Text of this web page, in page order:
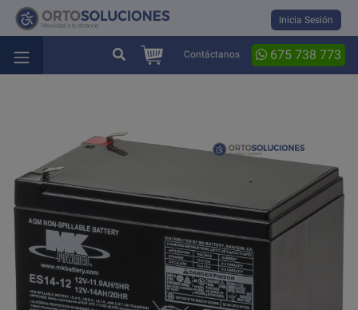
Inicia Sesión
Contáctanos 675 738 773